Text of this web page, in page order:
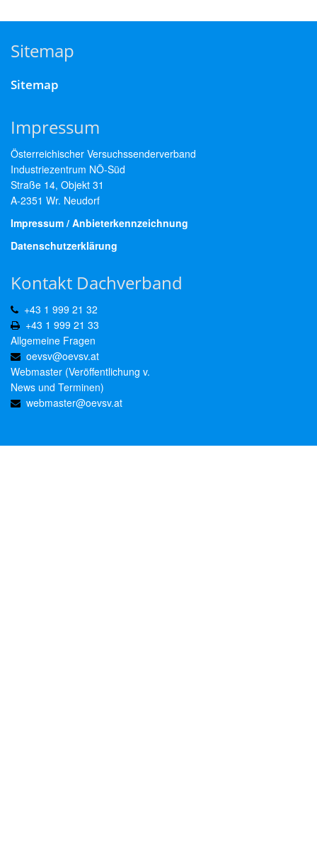
Sitemap
Sitemap
Impressum
Österreichischer Versuchssenderverband
Industriezentrum NÖ-Süd
Straße 14, Objekt 31
A-2351 Wr. Neudorf
Impressum / Anbieterkennzeichnung
Datenschutzerklärung
Kontakt Dachverband
+43 1 999 21 32
+43 1 999 21 33
Allgemeine Fragen
oevsv@oevsv.at
Webmaster (Veröffentlichung v.
News und Terminen)
webmaster@oevsv.at